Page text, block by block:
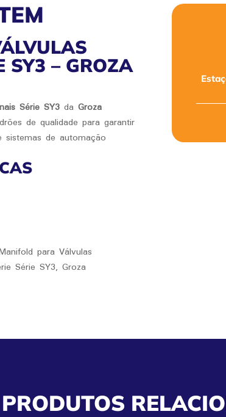
SY3 – GROZA
Série SY3 daGroza
de qualidade para garantir
de automação
para Válvulas
Série SY3, Groza
PRODUTOS